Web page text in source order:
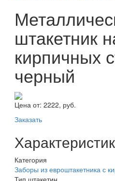
штакетник
кирпичных
черный
Цена от: 2222, руб.
Заказать
Категория
Заборы из евроштакетника с
Тип штакетин